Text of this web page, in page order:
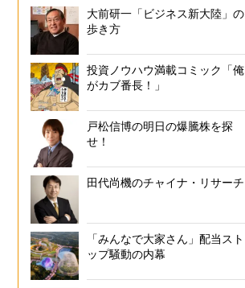
大前研一「ビジネス新大陸」の
歩き方
投資ノウハウ満載コミック「俺
がカブ番長！」
戸松信博の明日の爆騰株を探
せ！
田代尚機のチャイナ・リサーチ
「みんなで大家さん」配当スト
ップ騒動の内幕